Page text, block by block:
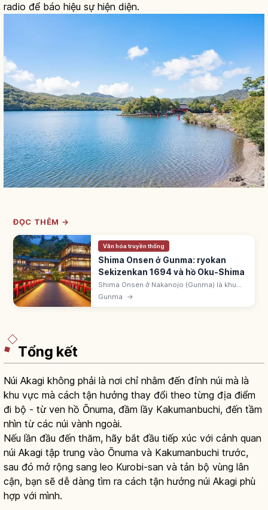
radio để báo hiệu sự hiện diện.
ĐỌC THÊM →
Văn hóa truyền thống
Shima Onsen ở Gunma: ryokan
Sekizenkan 1694 và hồ Oku-Shima
Shima Onsen ở Nakanojo (Gunma) là khu
suối nước nóng truyền thuyết 'chữa bốn vạn
Gunma →
Tổng kết
Núi Akagi không phải là nơi chỉ nhằm đến đỉnh núi mà là
khu vực mà cách tận hưởng thay đổi theo từng địa điểm
đi bộ - từ ven hồ Ōnuma, đầm lầy Kakumanbuchi, đến tầm
nhìn từ các núi vành ngoài.
Nếu lần đầu đến thăm, hãy bắt đầu tiếp xúc với cảnh quan
núi Akagi tập trung vào Ōnuma và Kakumanbuchi trước,
sau đó mở rộng sang leo Kurobi-san và tản bộ vùng lân
cận, bạn sẽ dễ dàng tìm ra cách tận hưởng núi Akagi phù
hợp với mình.